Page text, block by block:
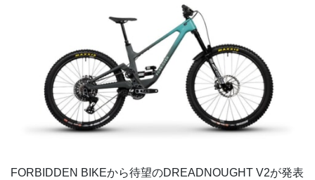
FORBIDDEN BIKEから待望のDREADNOUGHT V2が発表